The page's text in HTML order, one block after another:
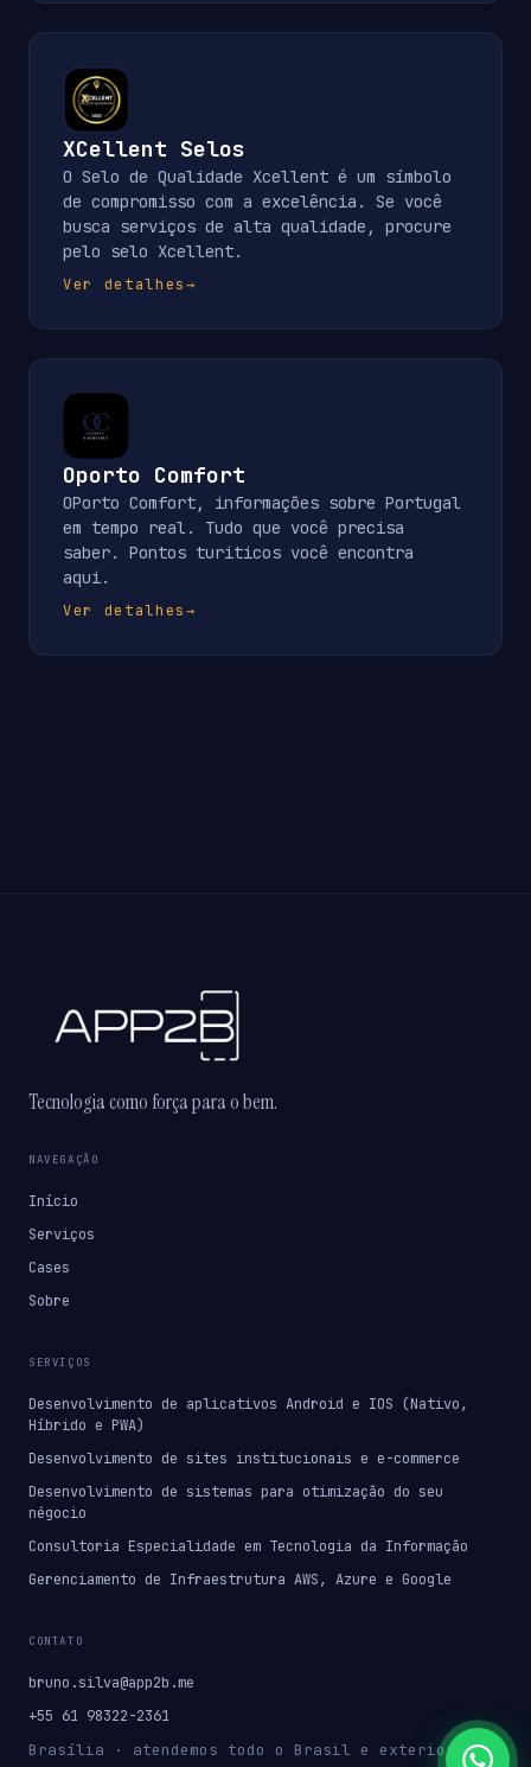
XCellent Selos
O Selo de Qualidade Xcellent é um símbolo
de compromisso com a excelência. Se você
busca serviços de alta qualidade, procure
pelo selo Xcellent.
Ver detalhes→
Oporto Comfort
OPorto Comfort, informações sobre Portugal
em tempo real. Tudo que você precisa
saber. Pontos turiticos você encontra
aqui.
Ver detalhes→
Tecnologia como força para o bem.
NAVEGAÇÃO
Início
Serviços
Cases
Sobre
SERVIÇOS
Desenvolvimento de aplicativos Android e IOS (Nativo,
Híbrido e PWA)
Desenvolvimento de sites institucionais e e-commerce
Desenvolvimento de sistemas para otimização do seu
négocio
Consultoria Especialidade em Tecnologia da Informação
Gerenciamento de Infraestrutura AWS, Azure e Google
CONTATO
bruno.silva@app2b.me
+55 61 98322-2361
Brasília · atendemos todo o Brasil e exterior